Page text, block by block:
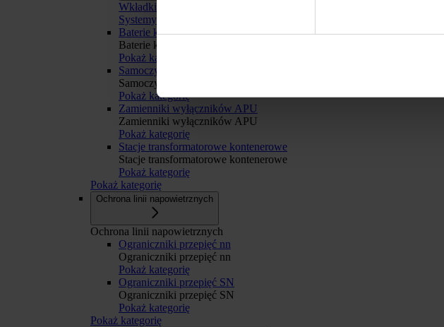
Wkładki bezpiecznikowe
Systemy szyn zbiorczych APASYS 60 mm
Baterie kondensatorów BK
Baterie kondensatorów BK
Pokaż kategorię
Samoczynne Załączanie Rezerwy SZR
Samoczynne Załączanie Rezerwy SZR
Pokaż kategorię
Zamienniki wyłączników APU
Zamienniki wyłączników APU
Pokaż kategorię
Stacje transformatorowe kontenerowe
Stacje transformatorowe kontenerowe
Pokaż kategorię
Pokaż kategorię
Ochrona linii napowietrznych
Ochrona linii napowietrznych
Ograniczniki przepięć nn
Ograniczniki przepięć nn
Pokaż kategorię
Ograniczniki przepięć SN
Ograniczniki przepięć SN
Pokaż kategorię
Pokaż kategorię